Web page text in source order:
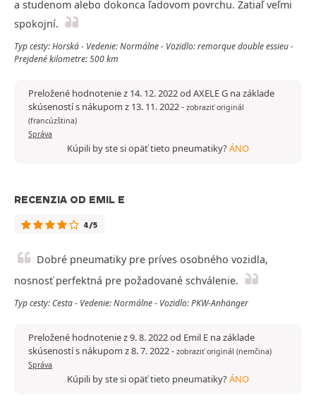
a studenom alebo dokonca ľadovom povrchu. Zatiaľ veľmi
spokojní.
Typ cesty: Horská - Vedenie: Normálne - Vozidlo: remorque double essieu -
Prejdené kilometre: 500 km
Preložené hodnotenie z 14. 12. 2022 od AXELE G na základe
skúseností s nákupom z 13. 11. 2022- zobraziť originál
(francúzština)
Správa
Kúpili by ste si opäť tieto pneumatiky?ÁNO
RECENZIA OD EMIL E
4/5
Dobré pneumatiky pre príves osobného vozidla,
nosnosť perfektná pre požadované schválenie.
Typ cesty: Cesta - Vedenie: Normálne - Vozidlo: PKW-Anhänger
Preložené hodnotenie z 9. 8. 2022 od Emil E na základe
skúseností s nákupom z 8. 7. 2022- zobraziť originál (nemčina)
Správa
Kúpili by ste si opäť tieto pneumatiky?ÁNO